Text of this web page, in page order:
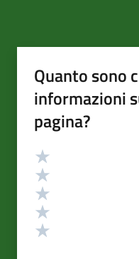
Quanto sono
informazioni
pagina?
Valutazione